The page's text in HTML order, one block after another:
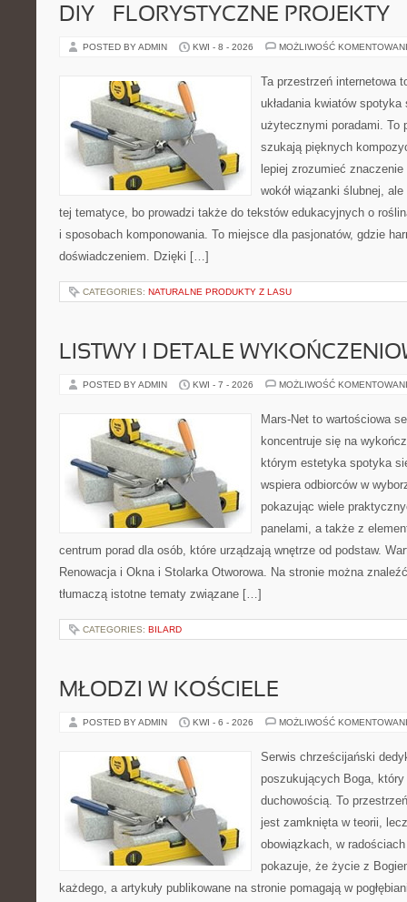
DIY – FLORYSTYCZNE PROJEKTY
POSTED BY ADMIN KWI - 8 - 2026 MOŻLIWOŚĆ
Ta przestrzeń internetowa
układania kwiatów
użytecznymi poradami. To
szukają pięknych
lepiej zrozumieć
wokół wiązanki ślubnej,
tej tematyce, bo prowadzi także do tekstów edukacyjnych o
i sposobach komponowania. To miejsce dla pasjonatów, gdzie
doświadczeniem. Dzięki […]
CATEGORIES: NATURALNE PRODUKTY Z LASU
LISTWY I DETALE
POSTED BY ADMIN KWI - 7 - 2026 MOŻLIWOŚĆ
Mars-Net to wartościowa
koncentruje się na
którym estetyka spotyka
wspiera odbiorców w
pokazując wiele
panelami, a także z
centrum porad dla osób, które urządzają wnętrze od podstaw.
Renowacja i Okna i Stolarka Otworowa. Na stronie można
tłumaczą istotne tematy związane […]
CATEGORIES: BILARD
MŁODZI W KOŚCIELE
POSTED BY ADMIN KWI - 6 - 2026 MOŻLIWOŚĆ
Serwis chrześcijański
poszukujących Boga,
duchowością. To
jest zamknięta w teorii,
obowiązkach, w
pokazuje, że życie z
każdego, a artykuły publikowane na stronie pomagają w